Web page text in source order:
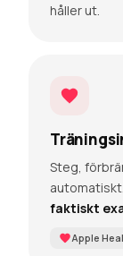
håller ut.
Steg,
faktiskt
Apple